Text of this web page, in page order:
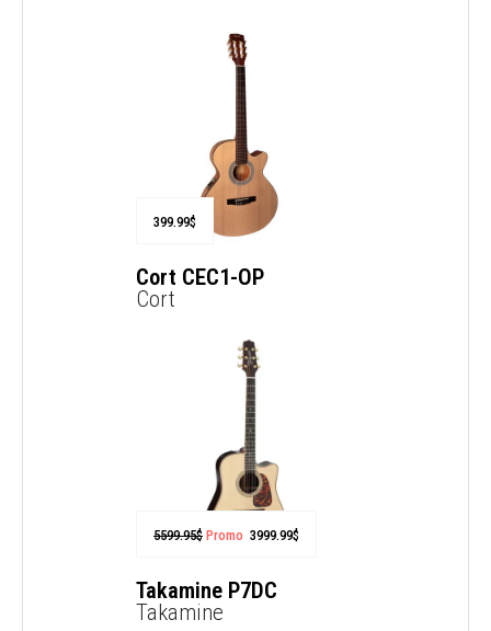
399.99$
Cort CEC1-OP
Cort
5599.95$ Promo 3999.99$
Takamine P7DC
Takamine